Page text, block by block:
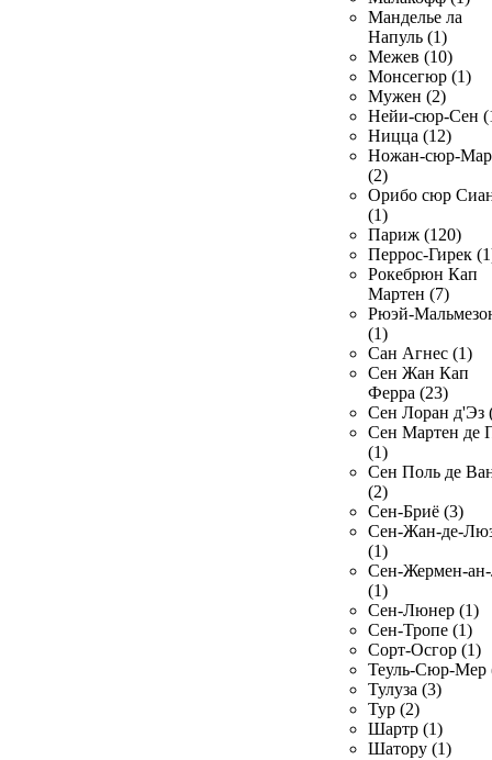
Манделье ла
Напуль (1)
Межев (10)
Монсегюр (1)
Мужен (2)
Нейи-сюр-Сен
Ницца (12)
Ножан-сюр-
(2)
Орибо сюр
(1)
Париж (120)
Перрос-Гирек
Рокебрюн Кап
Мартен (7)
Рюэй-
(1)
Сан Агнес (1)
Сен Жан Кап
Ферра (23)
Сен Лоран д'Эз
Сен Мартен де
(1)
Сен Поль де
(2)
Сен-Бриё (3)
Сен-Жан-де-
(1)
Сен-Жермен-
(1)
Сен-Люнер (1)
Сен-Тропе (1)
Сорт-Осгор (1)
Теуль-Сюр-Мер
Тулуза (3)
Тур (2)
Шартр (1)
Шатору (1)